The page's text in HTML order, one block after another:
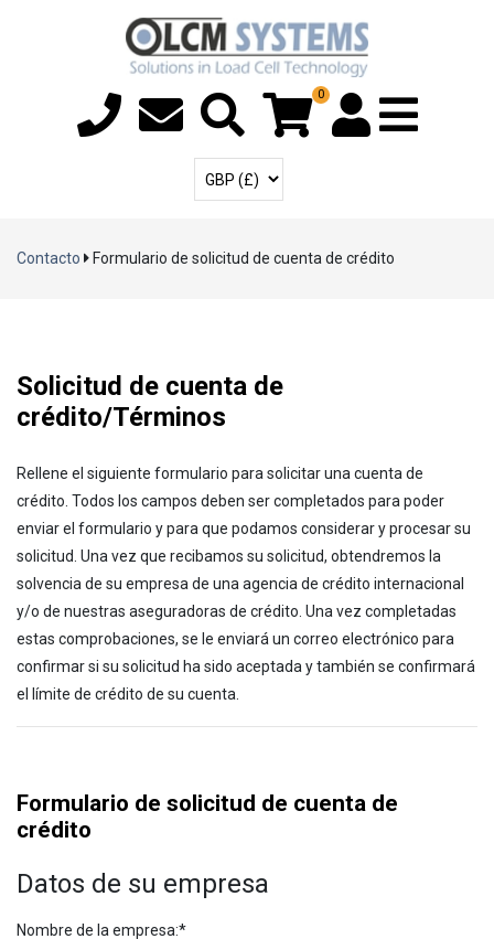
0
Cuenta deMenú
Seleccione la moneda
Contacto Formulario de solicitud de cuenta de crédito
Solicitud de cuenta de
crédito/Términos
Rellene el siguiente formulario para solicitar una cuenta de
crédito. Todos los campos deben ser completados para poder
enviar el formulario y para que podamos considerar y procesar su
solicitud. Una vez que recibamos su solicitud, obtendremos la
solvencia de su empresa de una agencia de crédito internacional
y/o de nuestras aseguradoras de crédito. Una vez completadas
estas comprobaciones, se le enviará un correo electrónico para
confirmar si su solicitud ha sido aceptada y también se confirmará
el límite de crédito de su cuenta.
Formulario de solicitud de cuenta de
crédito
Datos de su empresa
Nombre de la empresa:*